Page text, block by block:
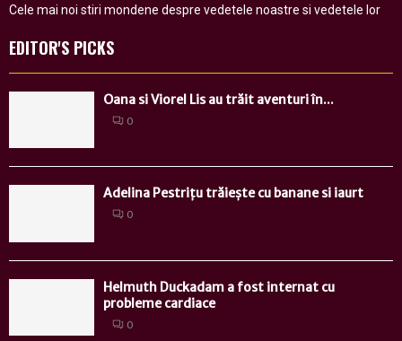
Cele mai noi stiri mondene despre vedetele noastre si vedetele lor
EDITOR'S PICKS
Oana si Viorel Lis au trăit aventuri în...
0
Adelina Pestrițu trăiește cu banane si iaurt
0
Helmuth Duckadam a fost internat cu
probleme cardiace
0